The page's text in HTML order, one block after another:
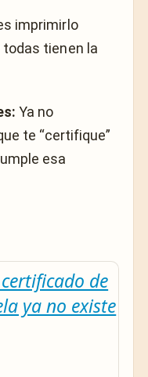
imprimirlo
tienen la
Ya no
te “certifique”
esa
de
ya no existe